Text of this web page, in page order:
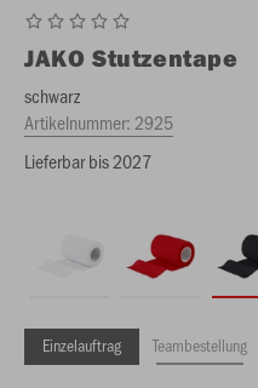
JAKO Stutzentape
schwarz
Artikelnummer: 2925
Lieferbar bis 2027
Einzelauftrag Teambestellung